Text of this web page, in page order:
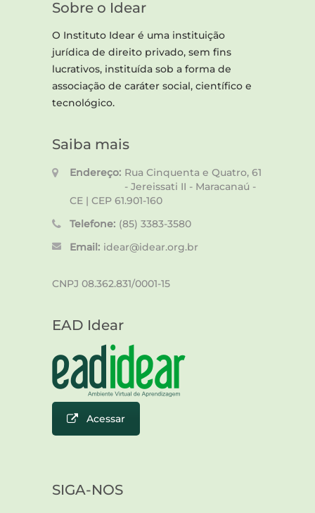
Sobre o Idear
O Instituto Idear é uma instituição
jurídica de direito privado, sem fins
lucrativos, instituída sob a forma de
associação de caráter social, científico e
tecnológico.
Saiba mais
Endereço: Rua Cinquenta e Quatro, 61
- Jereissati II - Maracanaú -
CE | CEP 61.901-160
Telefone: (85) 3383-3580
Email: idear@idear.org.br
CNPJ 08.362.831/0001-15
EAD Idear
Acessar
SIGA-NOS